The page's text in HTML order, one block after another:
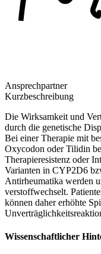
Ansprechpartner
Kurzbeschreibung
Die Wirksamkeit und
durch die genetische
Bei einer Therapie mit
Oxycodon oder Tilidin
Therapieresistenz oder
Varianten in CYP2D6
Antirheumatika werden
verstoffwechselt.
können daher erhöhte
Wissenschaftlicher